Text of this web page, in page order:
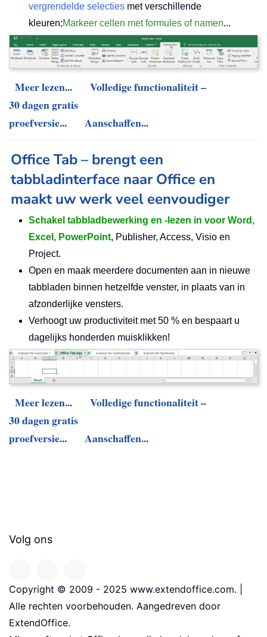
vergrendelde selecties met verschillende
kleuren;Markeer cellen met formules of namen...
Meer lezen...
Volledige functionaliteit –
30 dagen gratis
proefversie...
Aanschaffen...
Office Tab – brengt een
tabbladinterface naar Office en
maakt uw werk veel eenvoudiger
Schakel tabbladbewerking en -lezen in voor Word,
Excel, PowerPoint, Publisher, Access, Visio en
Project.
Open en maak meerdere documenten aan in nieuwe
tabbladen binnen hetzelfde venster, in plaats van in
afzonderlijke vensters.
Verhoogt uw productiviteit met 50 % en bespaart u
dagelijks honderden muisklikken!
Meer lezen...
Volledige functionaliteit –
30 dagen gratis
proefversie...
Aanschaffen...
Volg ons
Copyright © 2009 - 2025 www.extendoffice.com. |
Alle rechten voorbehouden. Aangedreven door
ExtendOffice.